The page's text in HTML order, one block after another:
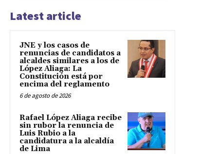
Latest article
JNE y los casos de
renuncias de candidatos a
alcaldes similares a los de
López Aliaga: La
Constitución está por
encima del reglamento
6 de agosto de 2026
Rafael López Aliaga recibe
sin rubor la renuncia de
Luis Rubio a la
candidatura a la alcaldía
de Lima